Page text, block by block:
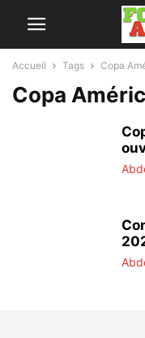
Accueil Tags Copa
Copa